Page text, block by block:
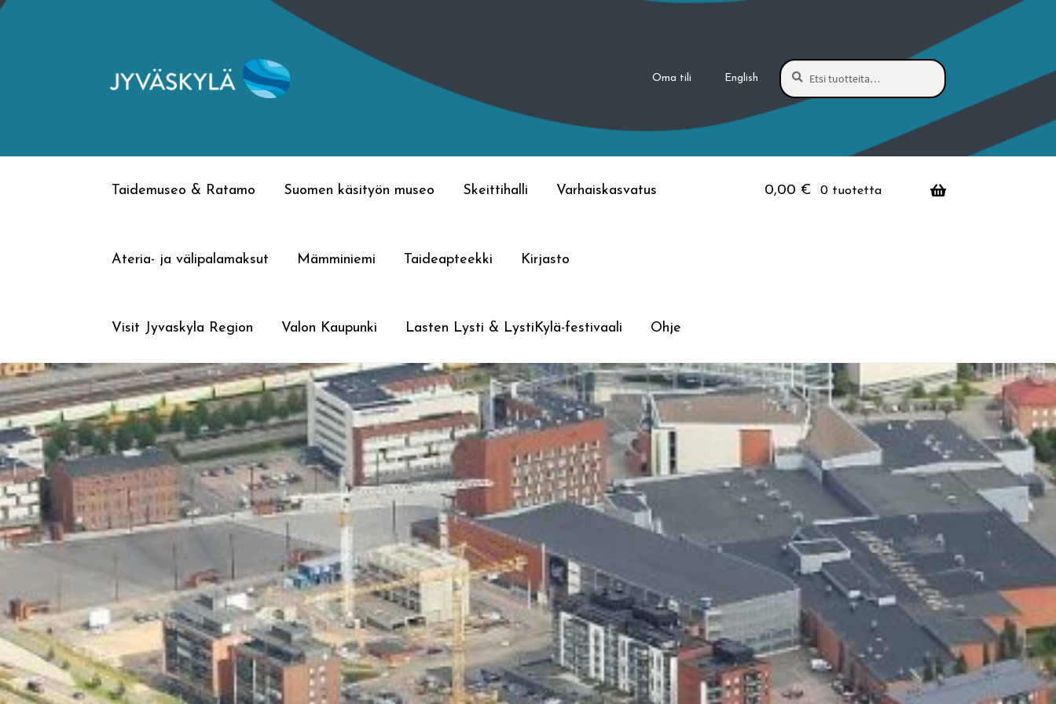
Siirry
Siirry
Oma tili English
Etsi:
Haku
Taidemuseo & Ratamo Suomen käsityön museo Skeittihalli Varhaiskasvatus
Ateria- ja välipalamaksut Mämminiemi Taideapteekki Kirjasto
Visit Jyvaskyla Region Valon Kaupunki Lasten Lysti & LystiKylä-festivaali Ohje
0,00 € 0 tuotetta